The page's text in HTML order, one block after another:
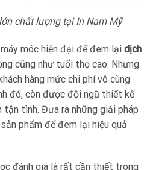
chất lượng tại In Nam Mỹ
móc hiện đại để đem lại dịch
cũng như tuổi thọ cao. Nhưng
hàng mức chi phí vô cùng
đó, còn được đội ngũ thiết kế
tận tình. Đưa ra những giải pháp
phẩm để đem lại hiệu quả
đánh giá là rất cần thiết trong